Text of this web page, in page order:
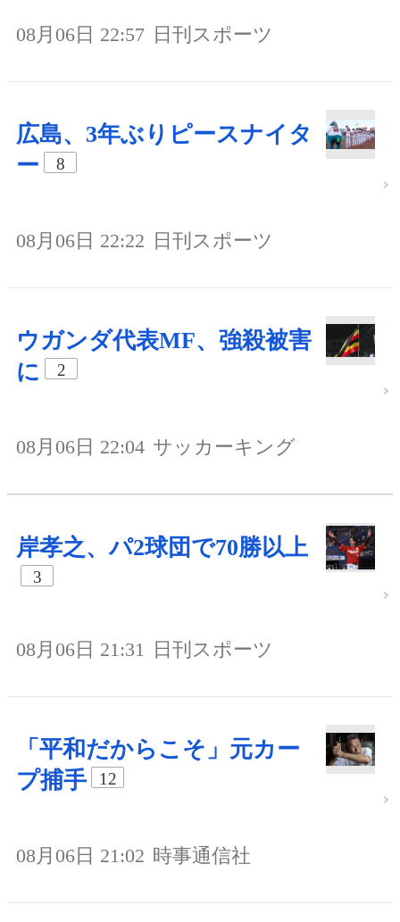
08月06日 22:57 日刊スポーツ
広島、3年ぶりピースナイタ
ー
8
08月06日 22:22 日刊スポーツ
ウガンダ代表MF、強殺被害
に
2
08月06日 22:04 サッカーキング
岸孝之、パ2球団で70勝以上
3
08月06日 21:31 日刊スポーツ
「平和だからこそ」元カー
プ捕手
12
08月06日 21:02 時事通信社